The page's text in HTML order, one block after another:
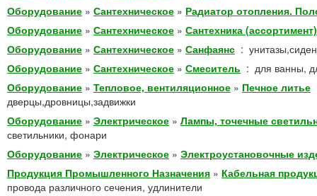
Оборудование » Сантехническое » Радиатор отопления.
Оборудование » Сантехническое » Сантехника (ассортимент)
Оборудование » Сантехническое » Санфаянс :
Оборудование » Сантехническое » Смеситель : для ванны,
Оборудование » Тепловое, вентиляционное » Печное литье
дверцы,дровницы,задвижки
Оборудование » Электрическое » Лампы, точечные
светильники, фонари
Оборудование » Электрическое » Электроустановочные
Продукция Промышленного Назначения » Кабельная
провода различного сечения, удлинители